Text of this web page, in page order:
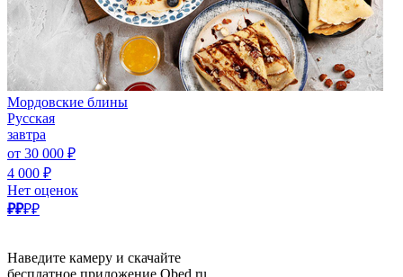
Мордовские блины
Русская
завтра
от 30 000 ₽
4 000 ₽
Нет оценок
₽₽₽₽
Наведите камеру и скачайте
бесплатное приложение Obed.ru